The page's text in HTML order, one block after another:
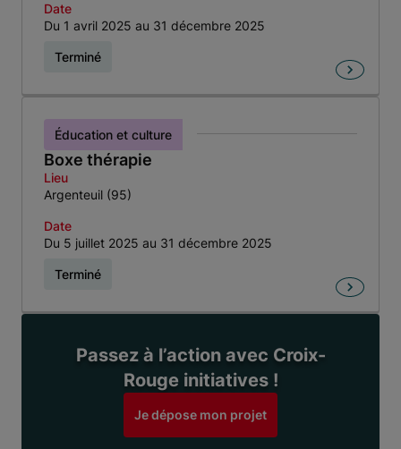
Date
Du 1 avril 2025 au 31 décembre 2025
Terminé
Boxe thérapie
Éducation et culture
Lieu
Argenteuil (95)
Date
Du 5 juillet 2025 au 31 décembre 2025
Terminé
Passez à l’action avec Croix-
Rouge initiatives !
Je dépose mon projet